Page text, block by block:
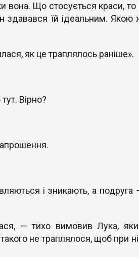
вона. Що стосується краси, то
здавався їй ідеальним. Якою
як це траплялось раніше».
Вірно?
і зникають, а подруга
— тихо вимовив Лука,
не траплялося, щоб при